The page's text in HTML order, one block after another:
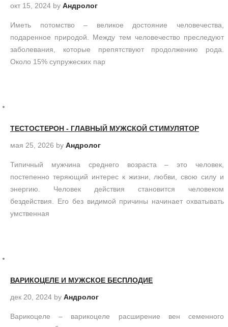
окт 15, 2024 by Андролог
Иметь потомство – великое достояние человечества,
подаренное природой. Между тем человечество преследуют
заболевания, которые препятствуют продолжению рода.
Около 15% супружеских пар
ТЕСТОСТЕРОН - ГЛАВНЫЙ МУЖСКОЙ СТИМУЛЯТОР
мая 25, 2026 by Андролог
Типичный мужчина среднего возраста – это человек,
постепенно теряющий интерес к жизни, любви, свою силу и
энергию. Человек действия становится человеком
бездействия. Его без видимой причины начинает охватывать
умственная
ВАРИКОЦЕЛЕ И МУЖСКОЕ БЕСПЛОДИЕ
дек 20, 2024 by Андролог
Варикоцеле – варикоцеле расширение вен семенного